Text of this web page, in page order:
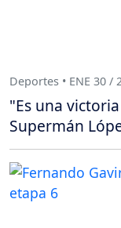
Deportes • ENE 30 /
"Es una
Supermán